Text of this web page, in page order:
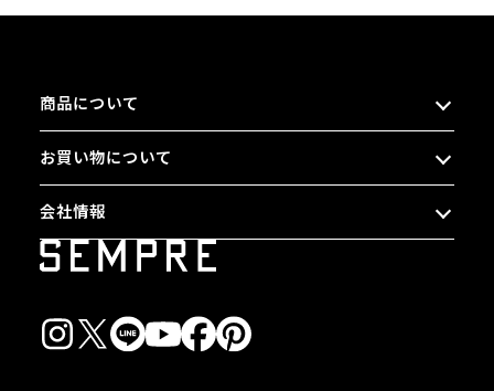
商品について
お買い物について
会社情報